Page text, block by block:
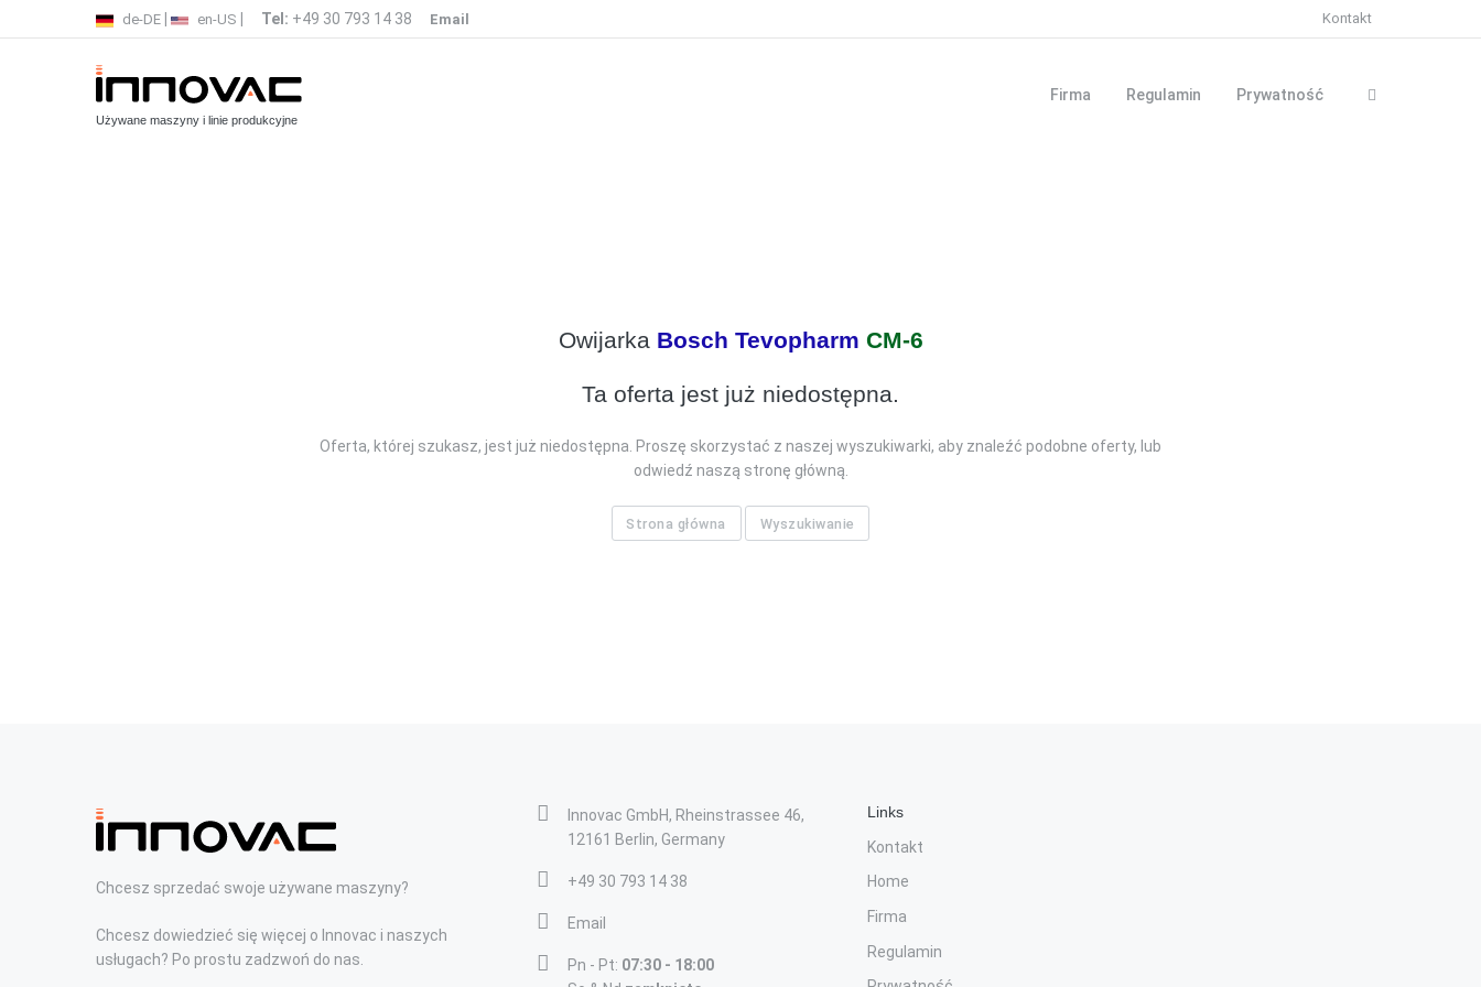
de-DE en-US Tel: +49 30 793 14 38 Email Kontakt
Używane maszyny i linie produkcyjne
Firma Regulamin Prywatność
Owijarka Bosch Tevopharm CM-6
Ta oferta jest już niedostępna.
Oferta, której szukasz, jest już niedostępna. Proszę skorzystać z naszej wyszukiwarki, aby znaleźć podobne oferty, lub
odwiedź naszą stronę główną.
Strona główna Wyszukiwanie
Chcesz sprzedać swoje używane maszyny?
Chcesz dowiedzieć się więcej o Innovac i naszych
usługach? Po prostu zadzwoń do nas.
Innovac GmbH, Rheinstrassee 46,
12161 Berlin, Germany
+49 30 793 14 38
Email
Pn - Pt: 07:30 - 18:00
Links
Kontakt
Home
Firma
Regulamin